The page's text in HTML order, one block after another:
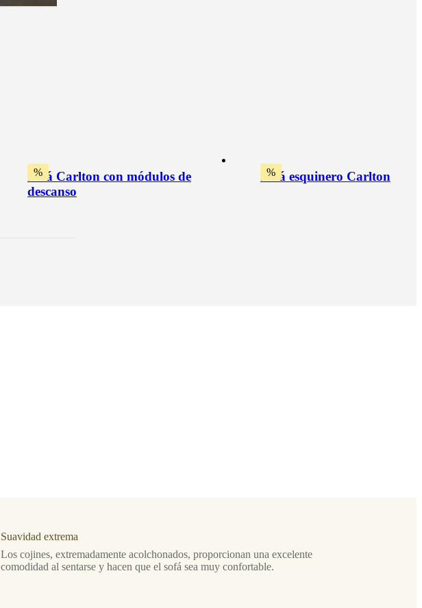
%
Sofá Carlton con módulos de
descanso
%
Sofá esquinero Carlton
Suavidad extrema
Los cojines, extremadamente acolchonados, proporcionan una excelente
comodidad al sentarse y hacen que el sofá sea muy confortable.